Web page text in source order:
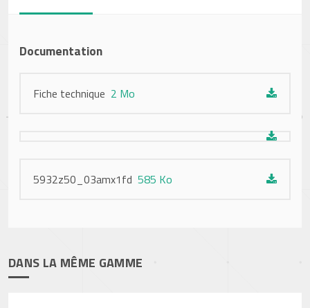
Documentation
Fiche technique 2 Mo
5932z50_03amx1fd 585 Ko
DANS LA MÊME GAMME